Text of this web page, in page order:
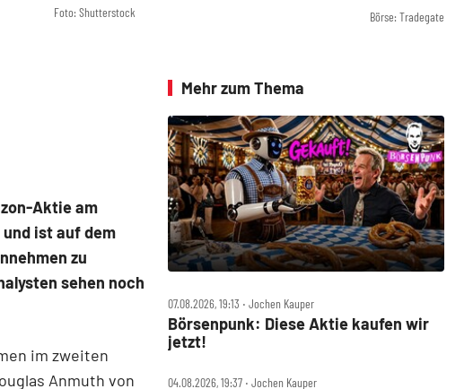
Foto: Shutterstock
Aktie am
ist auf dem
zu
sehen noch
im zweiten
Anmuth von
Börse: Tradegate
Mehr zum Thema
07.08.2026, 19:13 ‧ Jochen Kauper
Börsenpunk: Diese Aktie kaufen wir
jetzt!
04.08.2026, 19:37 ‧ Jochen Kauper